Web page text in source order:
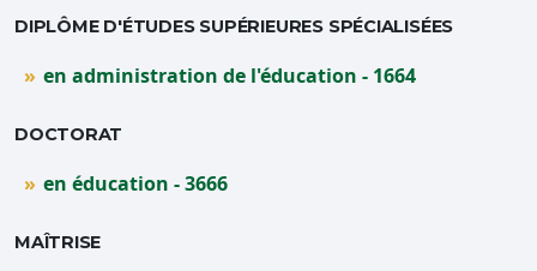
DIPLÔME D'ÉTUDES SUPÉRIEURES SPÉCIALISÉES
en administration de l'éducation - 1664
DOCTORAT
en éducation - 3666
MAÎTRISE